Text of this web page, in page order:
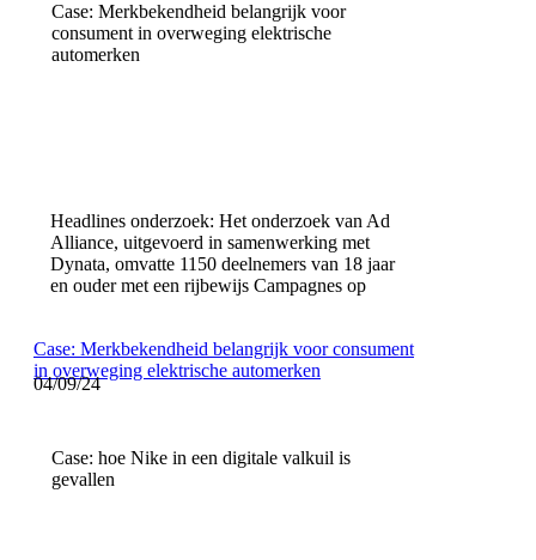
Case: Merkbekendheid belangrijk voor
consument in overweging elektrische
automerken
Headlines onderzoek: Het onderzoek van Ad
Alliance, uitgevoerd in samenwerking met
Dynata, omvatte 1150 deelnemers van 18 jaar
en ouder met een rijbewijs Campagnes op
Case: Merkbekendheid belangrijk voor consument
in overweging elektrische automerken
04/09/24
Case: hoe Nike in een digitale valkuil is
gevallen